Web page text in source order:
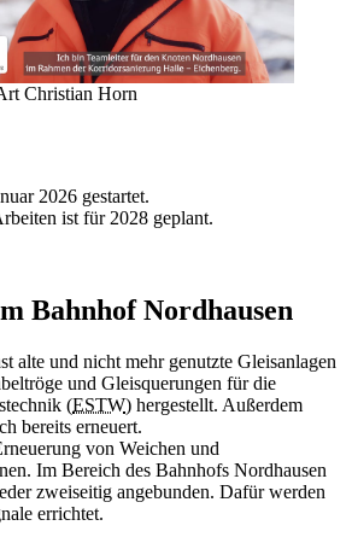
Christian Horn
2026 gestartet.
ist für 2028 geplant.
Bahnhof Nordhausen
alte und nicht mehr genutzte Gleisanlagen
und Gleisquerungen für die
(ESTW) hergestellt. Außerdem
bereits erneuert.
von Weichen und
Im Bereich des Bahnhofs Nordhausen
zweiseitig angebunden. Dafür werden
errichtet.